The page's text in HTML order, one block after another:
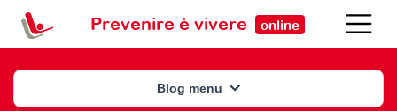
Prevenire è vivere online
Blog menu